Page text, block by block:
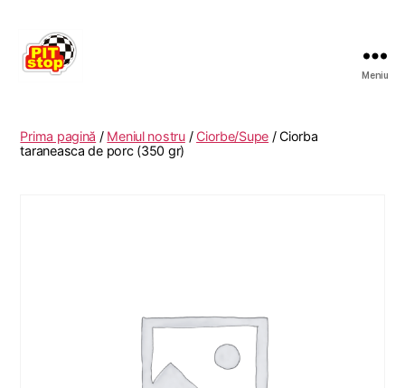
RASNOV
Meniu
Prima pagină / Meniul nostru/ Ciorbe/Supe / Ciorba
taraneasca de porc (350 gr)